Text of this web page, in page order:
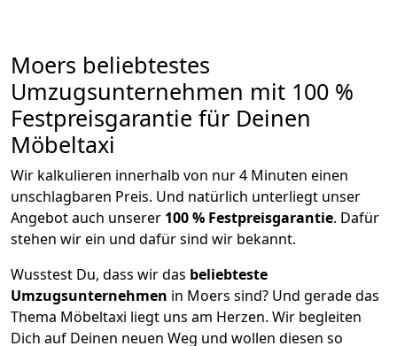
Moers beliebtestes
Umzugsunternehmen mit 100 %
Festpreisgarantie für Deinen
Möbeltaxi
Wir kalkulieren innerhalb von nur 4 Minuten einen
unschlagbaren Preis. Und natürlich unterliegt unser
Angebot auch unserer 100 % Festpreisgarantie. Dafür
stehen wir ein und dafür sind wir bekannt.
Wusstest Du, dass wir das beliebteste
Umzugsunternehmen in Moers sind? Und gerade das
Thema Möbeltaxi liegt uns am Herzen. Wir begleiten
Dich auf Deinen neuen Weg und wollen diesen so